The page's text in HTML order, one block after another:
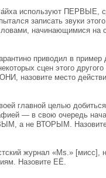
используют ПЕРВЫЕ,
записать звуки
начинающимися на
приводил в пример
сцен этого
назовите место
главной целью
— в свою очередь
а не ВТОРЫМ.
журнал «Ms.» [мисс],
Назовите ЕЁ.